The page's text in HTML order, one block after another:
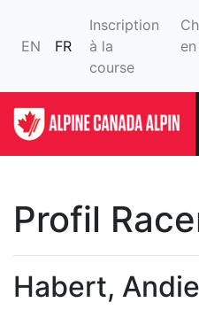
EN FR
Inscription
à la
course
Profil
Habert, Andie